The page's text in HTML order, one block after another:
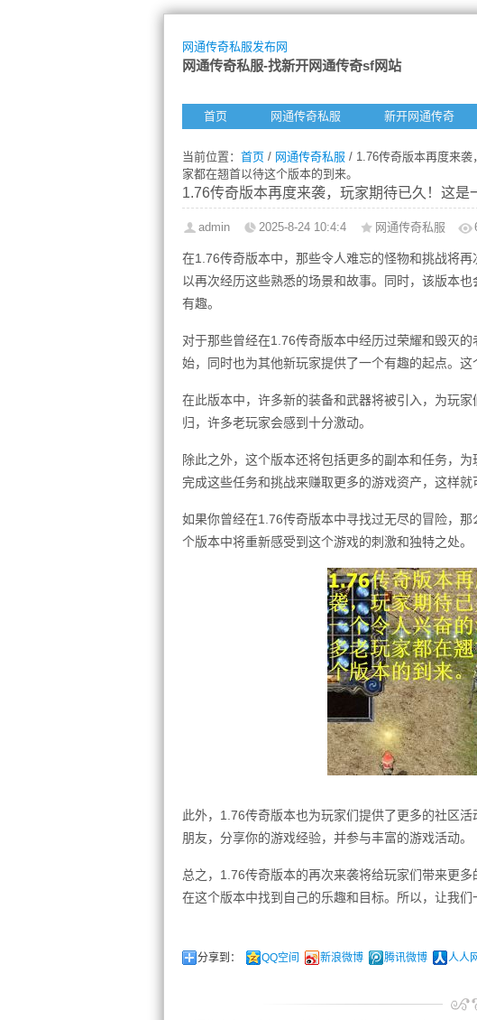
网通传奇私服发布网
网通传奇私服-找新开网通传奇sf网站
首页 网通传奇私服 新开网通传奇
当前位置： 首页 / 网通传奇私服 / 1.76传奇版本再度来
家都在翘首以待这个版本的到来。
1.76传奇版本再度来袭，玩家期待已久！这
admin 2025-8-24 10:4:4 网通传奇私服
在1.76传奇版本中，那些令人难忘的怪物和挑战将
以再次经历这些熟悉的场景和故事。同时，该版本
有趣。
对于那些曾经在1.76传奇版本中经历过荣耀和毁灭
始，同时也为其他新玩家提供了一个有趣的起点。这
在此版本中，许多新的装备和武器将被引入，为玩
归，许多老玩家会感到十分激动。
除此之外，这个版本还将包括更多的副本和任务，
完成这些任务和挑战来赚取更多的游戏资产，这样就
如果你曾经在1.76传奇版本中寻找过无尽的冒险，
个版本中将重新感受到这个游戏的刺激和独特之处。
此外，1.76传奇版本也为玩家们提供了更多的社区
朋友，分享你的游戏经验，并参与丰富的游戏活动。
总之，1.76传奇版本的再次来袭将给玩家们带来更
在这个版本中找到自己的乐趣和目标。所以，让我
分享到： QQ空间 新浪微博 腾讯微博 人人